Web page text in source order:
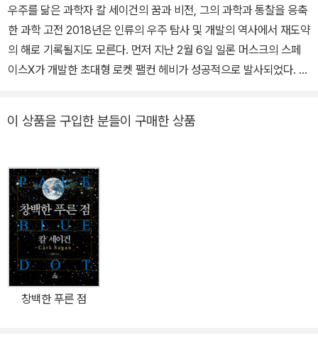
과의 교신을 다룬 소설 『콘택트(Contact)』(1985년)는 1997년에
영화로 상영되어 전 세계에 감동을 선사했다. 이 외에도 『우주의 지적
생명(Intelligent Life in the Universe)』(1966년), 『우주적 연관성
(The Cosmic Connection)』(1973년), 『화성과 인간의 마음(Mar
n)』(1974년), 『다른 세계들(Other Worlds)』』(1975), 『창백한 푸
(1997년) 등을 썼다. 평생 동안 우주에 대한 꿈과 희망을 일구었던
그는 1996년 12월 20일에 골수성 백혈병으로 세상을 떠났다.
우주를 닮은 과학자 칼 세이건의 꿈과 비전, 그의 과학과 통찰을 응축
한 과학 고전 2018년은 인류의 우주 탐사 및 개발의 역사에서 재도약
의 해로 기록될지도 모른다. 먼저 지난 2월 6일 일론 머스크의 스페
이스X가 개발한 초대형 로켓 팰컨 헤비가 성공적으로 발사되었다. 보
우주 망원경인 TESS를, 5월 5일에 화성 지질 탐사 착륙선인 인사이
발사했다. 미국뿐만 아니라 유럽, 중국, 일본도 달, 소행성, 화성 등을
탐사하는 계획을 진행하고 있다. 냉전 종식 이후 수십 년간의 침체 상
태에서 벗어난 것처럼 보이는 우주 탐사 및 개발의 최대 관심사는 화
성이다. 팰컨 헤비 발사는 2024년 유인 화성 탐사선을 보내기 위한
준비 작업이며, 인사이트를 비롯한 화성 탐사 착륙선들은 화성 생명
의 확정적 증거를 탐색할 것이다. 화성 탐사의 시대가 시작된 것이다.
타잔을 탄생시킨 소설가 에드거 라이스 버로스의 『화성의 공주』 같은
화성을 무대로 한 SF 소설들이 베스트셀러가 되고, 퍼시벌 로웰의
이 상품을 구입한 분들이 구매한 상품
창백한 푸른 점